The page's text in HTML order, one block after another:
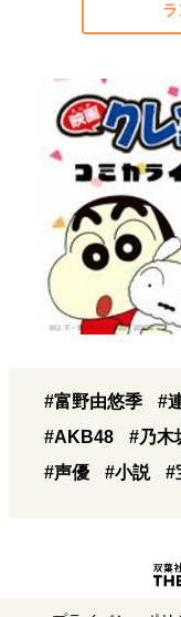
#富野由悠季 #
#AKB48
#乃木
#声優
#小説 #